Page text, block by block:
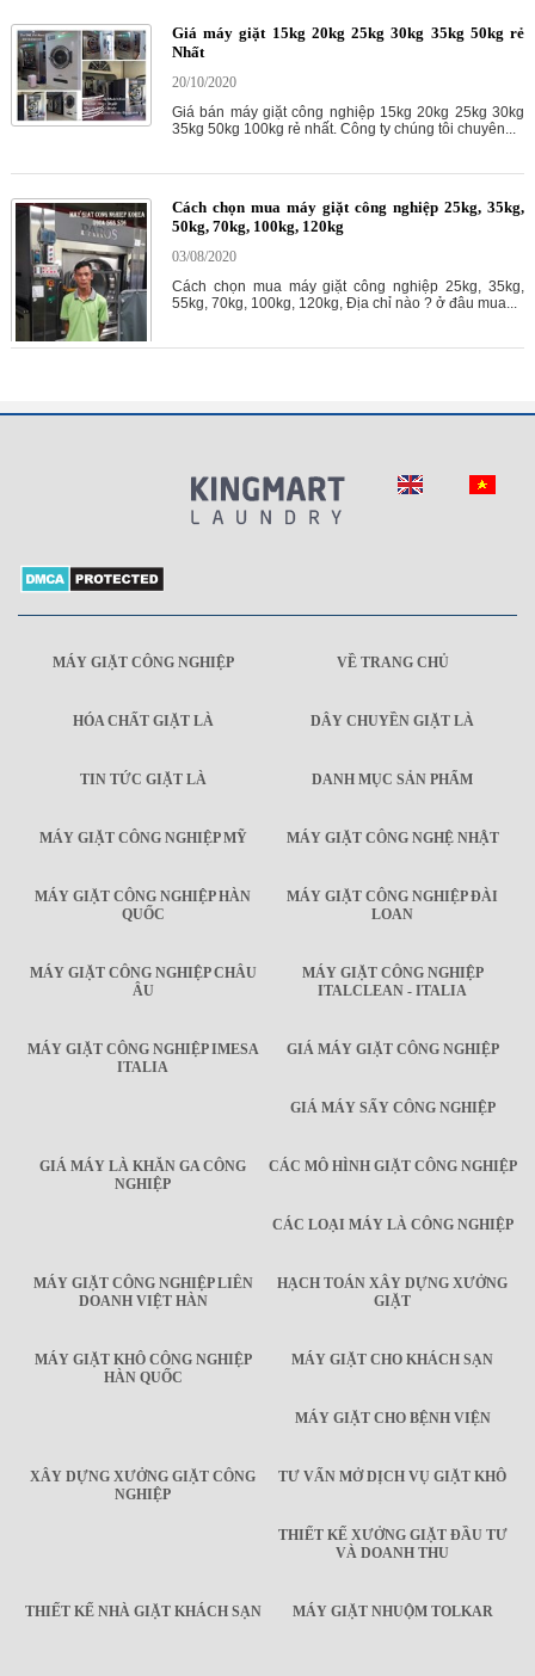
Giá máy giặt 15kg 20kg 25kg 30kg 35kg 50kg rẻ
Nhất
20/10/2020
Giá bán máy giặt công nghiệp 15kg 20kg 25kg 30kg
35kg 50kg 100kg rẻ nhất. Công ty chúng tôi chuyên...
Cách chọn mua máy giặt công nghiệp 25kg, 35kg,
50kg, 70kg, 100kg, 120kg
03/08/2020
Cách chọn mua máy giặt công nghiệp 25kg, 35kg,
55kg, 70kg, 100kg, 120kg, Địa chỉ nào ? ở đâu mua...
MÁY GIẶT CÔNG NGHIỆP VỀ TRANG CHỦ
HÓA CHẤT GIẶT LÀ DÂY CHUYỀN GIẶT LÀ
TIN TỨC GIẶT LÀ DANH MỤC SẢN PHẨM
MÁY GIẶT CÔNG NGHIỆP MỸ MÁY GIẶT CÔNG NGHỆ NHẬT
MÁY GIẶT CÔNG NGHIỆP HÀN
QUỐC
MÁY GIẶT CÔNG NGHIỆP ĐÀI
LOAN
MÁY GIẶT CÔNG NGHIỆP CHÂU
ÂU
MÁY GIẶT CÔNG NGHIỆP
ITALCLEAN - ITALIA
MÁY GIẶT CÔNG NGHIỆP IMESA
ITALIA
GIÁ MÁY GIẶT CÔNG NGHIỆP
GIÁ MÁY SẤY CÔNG NGHIỆP
GIÁ MÁY LÀ KHĂN GA CÔNG
NGHIỆP
CÁC MÔ HÌNH GIẶT CÔNG NGHIỆP
CÁC LOẠI MÁY LÀ CÔNG NGHIỆP
MÁY GIẶT CÔNG NGHIỆP LIÊN
DOANH VIỆT HÀN
HẠCH TOÁN XÂY DỰNG XƯỞNG
GIẶT
MÁY GIẶT KHÔ CÔNG NGHIỆP
HÀN QUỐC
MÁY GIẶT CHO KHÁCH SẠN
MÁY GIẶT CHO BỆNH VIỆN
XÂY DỰNG XƯỞNG GIẶT CÔNG
NGHIỆP
TƯ VẤN MỞ DỊCH VỤ GIẶT KHÔ
THIẾT KẾ XƯỞNG GIẶT ĐẦU TƯ
VÀ DOANH THU
THIẾT KẾ NHÀ GIẶT KHÁCH SẠN MÁY GIẶT NHUỘM TOLKAR